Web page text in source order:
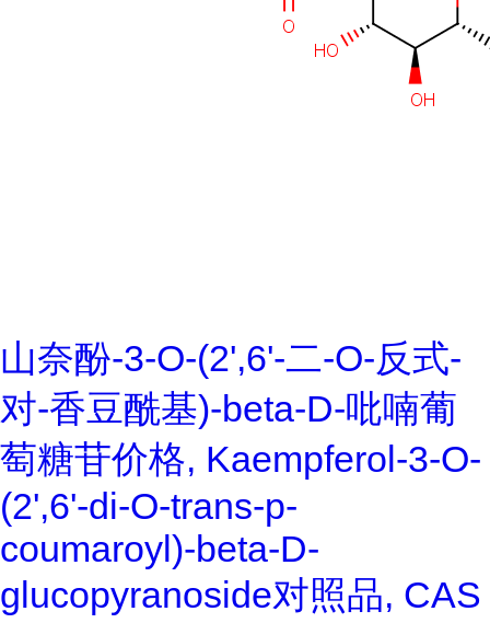
山奈酚-3-O-(2',6'-二-O-反式-
对-香豆酰基)-beta-D-吡喃葡
萄糖苷价格, Kaempferol-3-O-
(2',6'-di-O-trans-p-
coumaroyl)-beta-D-
glucopyranoside对照品, CAS